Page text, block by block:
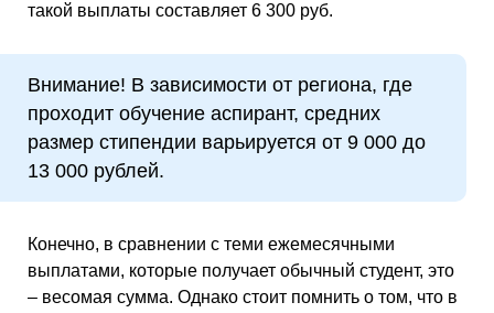
такой выплаты составляет 6 300 руб.
Внимание! В зависимости от региона, где
проходит обучение аспирант, средних
размер стипендии варьируется от 9 000 до
13 000 рублей.
Конечно, в сравнении с теми ежемесячными
выплатами, которые получает обычный студент, это
– весомая сумма. Однако стоит помнить о том, что в